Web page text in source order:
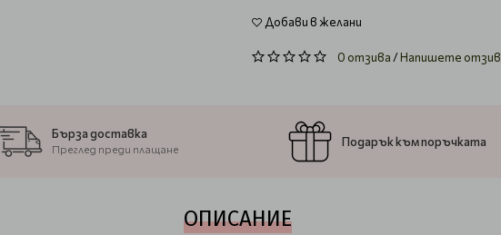
Добави в желани
0 отзива/Напишете отзив
Бърза доставка
Преглед преди плащане
Подарък към поръчката
ОПИСАНИЕ